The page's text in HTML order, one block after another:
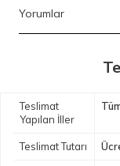
Yorumlar
Teslimat
Yapılan İller
Teslimat Tutarı